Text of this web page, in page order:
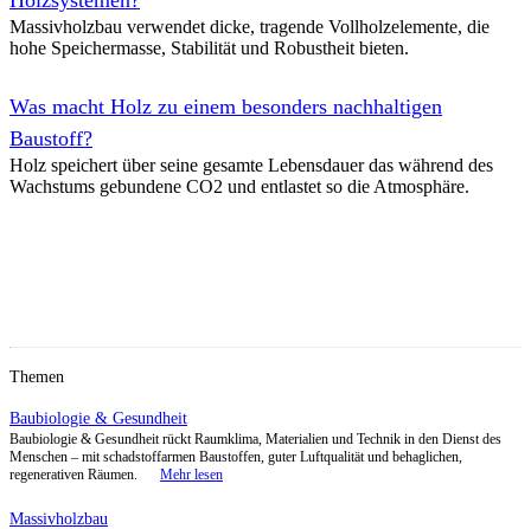
Ökologische Treppenhaus- und Aufzug-Sanierung
Denkmalgerechte Sanierung eines Gründerzeit-Treppenhauses mit
Kalkputze und -farben ersetzen alte Dispersionsanstriche.
Öko-Sanierung von Altbau-Büroflächen
Altbau-Büroflächen mit Ausbauzustand der 1970er Jahre wurden
diffusionsoffenen und wohngesunden Badezimmer.
Ökologisches Dachgeschoss im Denkmal
Umbau eines 500 m² großen Dachgeschosses in einem
Sanierung von Hausschwammbefall, natürlicher Zellulose- und
Flächenheizungen und Holzvergaseröfen.
Massivholzbau verwendet dicke, tragende Vollholzelemente, die
hohe Speichermasse, Stabilität und Robustheit bieten.
Was macht Holz zu einem besonders nachhaltigen
Baustoff?
Holz speichert über seine gesamte Lebensdauer das während des
Wachstums gebundene CO2 und entlastet so die Atmosphäre.